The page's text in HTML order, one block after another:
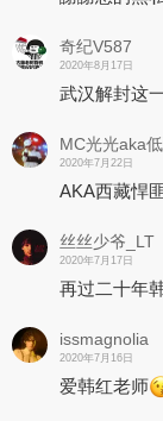
奇纪V587
2020年8月17日
武汉解封这
MC光光aka
2020年7月22日
AKA西藏悍
丝丝少爷_LT
2020年7月17日
再过二十年
issmagnolia
2020年7月16日
爱韩红老师